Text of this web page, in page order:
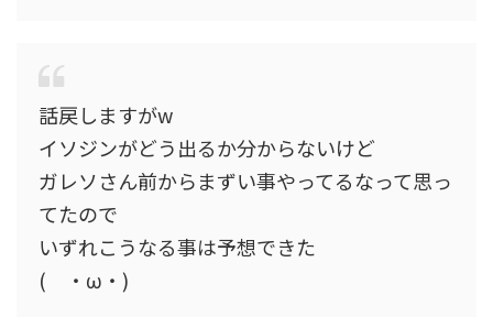
話戻しますがw
イソジンがどう出るか分からないけど
ガレソさん前からまずい事やってるなって思っ
てたので
いずれこうなる事は予想できた
( ・ω・)